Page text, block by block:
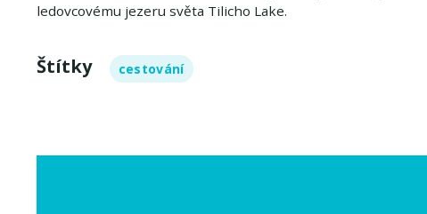
ledovcovému jezeru světa Tilicho Lake.
Štítky cestování